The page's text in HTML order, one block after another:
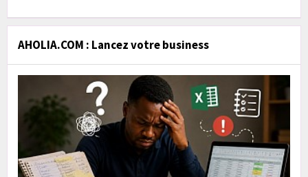
AHOLIA.COM : Lancez votre business